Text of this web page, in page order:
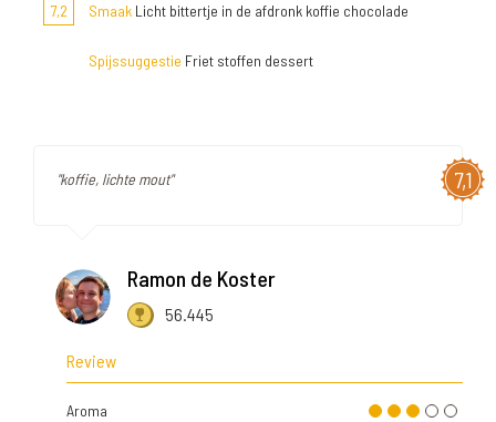
7,2 Smaak Licht bittertje in de afdronk koffie chocolade
Spijssuggestie Friet stoffen dessert
7,1
"koffie, lichte mout"
Ramon de Koster
56.445
Review
Aroma